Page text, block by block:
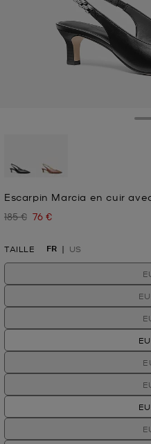
Escarpin Marcia en cuir
Prix initial
185 € Prix actuel
76 €
TAILLE FR US